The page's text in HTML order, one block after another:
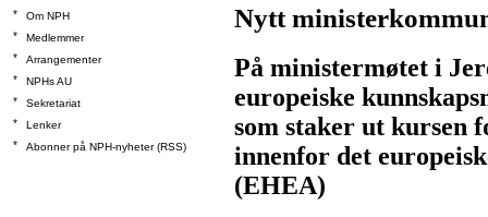
*
Om NPH
*
Medlemmer
*
Arrangementer
*
NPHs AU
*
Sekretariat
*
Lenker
*
Abonner på NPH-nyheter (RSS)
Nytt
På ministermøtet i
europeiske
som staker ut kursen
innenfor det
(EHEA)